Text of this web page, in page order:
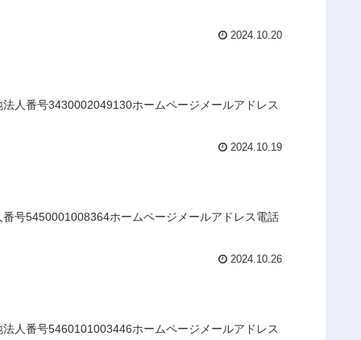
2024.10.20
人番号3430002049130ホームページメールアドレス
2024.10.19
号5450001008364ホームページメールアドレス電話
2024.10.26
人番号5460101003446ホームページメールアドレス